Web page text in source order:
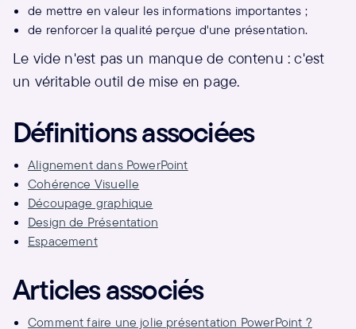
de mettre en valeur les informations importantes ;
de renforcer la qualité perçue d'une présentation.
Le vide n'est pas un manque de contenu : c'est
un véritable outil de mise en page.
Définitions associées
Alignement dans PowerPoint
Cohérence Visuelle
Découpage graphique
Design de Présentation
Espacement
Articles associés
Comment faire une jolie présentation PowerPoint ?